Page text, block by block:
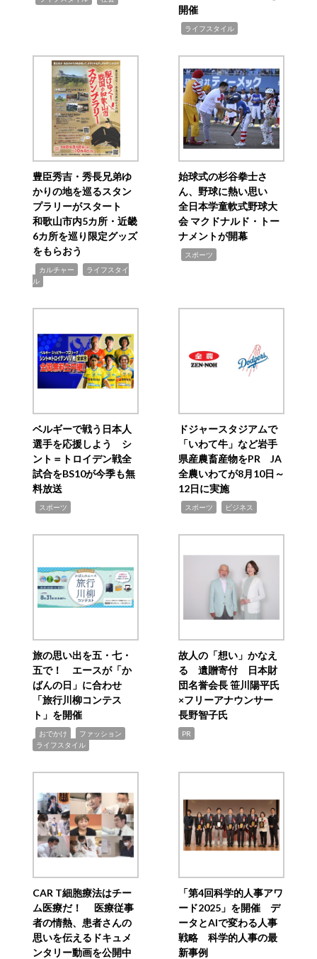
開催
ライフスタイル
豊臣秀吉・秀長兄弟ゆ
かりの地を巡るスタン
プラリーがスタート
和歌山市内5カ所・近畿
6カ所を巡り限定グッズ
をもらおう
カルチャー
ライフスタイ
ル
始球式の杉谷拳士さ
ん、野球に熱い思い
全日本学童軟式野球大
会 マクドナルド・トー
ナメントが開幕
スポーツ
ベルギーで戦う日本人
選手を応援しよう シ
ント＝トロイデン戦全
試合をBS10が今季も無
料放送
スポーツ
ドジャースタジアムで
「いわて牛」など岩手
県産農畜産物をPR JA
全農いわてが8月10日～
12日に実施
スポーツ ビジネス
旅の思い出を五・七・
五で！ エースが「か
ばんの日」に合わせ
「旅行川柳コンテス
ト」を開催
おでかけ ファッション
ライフスタイル
故人の「想い」かなえ
る 遺贈寄付 日本財
団名誉会長 笹川陽平氏
×フリーアナウンサー
長野智子氏
PR
CAR T細胞療法はチー
ム医療だ！ 医療従事
者の情熱、患者さんの
思いを伝えるドキュメ
ンタリー動画を公開中
「第4回科学的人事アワ
ード2025」を開催 デ
ータとAIで変わる人事
戦略 科学的人事の最
新事例